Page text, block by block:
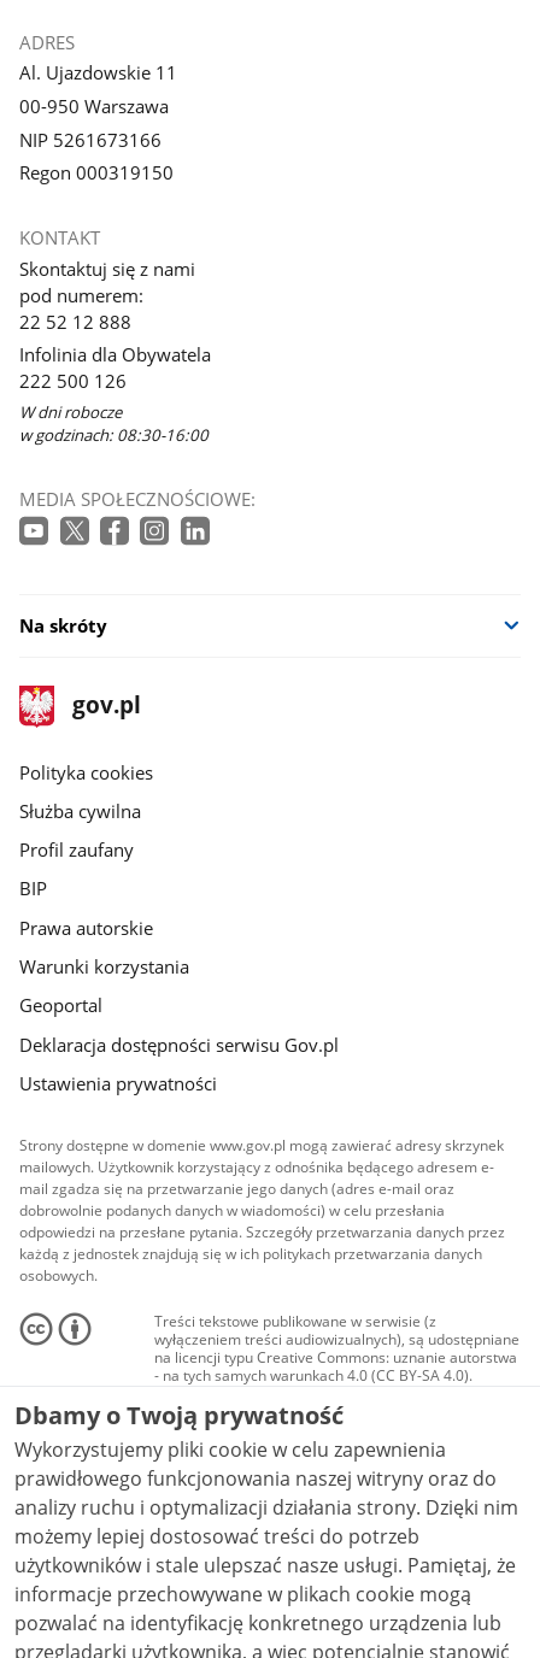
ADRES
Al. Ujazdowskie 11
00-950 Warszawa
NIP 5261673166
Regon 000319150
KONTAKT
Skontaktuj się z nami
pod numerem:
22 52 12 888
Infolinia dla Obywatela
222 500 126
W dni robocze
w godzinach: 08:30-16:00
MEDIA SPOŁECZNOŚCIOWE:
Na skróty
stopka
gov.pl
Strona
gov.pl
gov.pl
Polityka cookies
Służba cywilna
Profil zaufany
BIP
Prawa autorskie
Warunki korzystania
Geoportal
Deklaracja dostępności serwisu Gov.pl
Ustawienia prywatności
Strony dostępne w domenie www.gov.pl mogą zawierać adresy skrzynek
mailowych. Użytkownik korzystający z odnośnika będącego adresem e-
mail zgadza się na przetwarzanie jego danych (adres e-mail oraz
dobrowolnie podanych danych w wiadomości) w celu przesłania
odpowiedzi na przesłane pytania. Szczegóły przetwarzania danych przez
każdą z jednostek znajdują się w ich politykach przetwarzania danych
osobowych.
Treści tekstowe publikowane w serwisie (z
wyłączeniem treści audiowizualnych), są udostępniane
na licencji typu Creative Commons: uznanie autorstwa
- na tych samych warunkach 4.0 (CC BY-SA 4.0).
Materiały audiowizualne, w tym zdjęcia, materiały
audio i wideo, są udostępniane na licencji typu
Creative Commons: uznanie autorstwa użycie
niekomercyjne - bez utworów zależnych 4.0 (CC BY-
NC-ND 4.0), o ile nie jest to stwierdzone inaczej.
Dbamy o Twoją prywatność
Wykorzystujemy pliki cookie w celu zapewnienia
prawidłowego funkcjonowania naszej witryny oraz do
analizy ruchu i optymalizacji działania strony. Dzięki nim
możemy lepiej dostosować treści do potrzeb
użytkowników i stale ulepszać nasze usługi. Pamiętaj, że
informacje przechowywane w plikach cookie mogą
pozwalać na identyfikację konkretnego urządzenia lub
przeglądarki użytkownika, a więc potencjalnie stanowić